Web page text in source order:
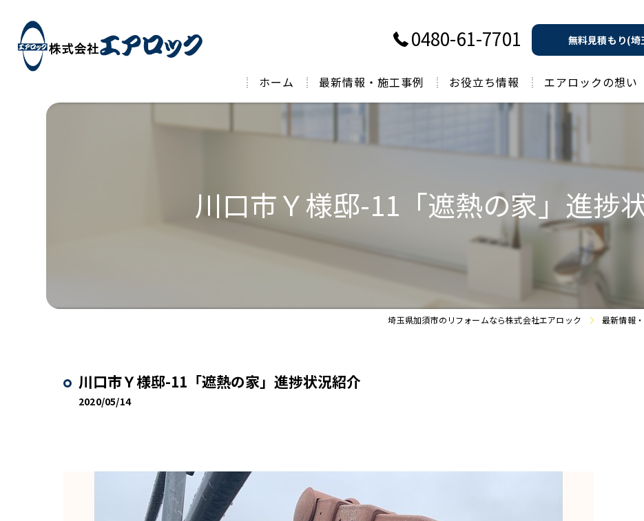
0480-61-7701 無料見積もり(埼
ホーム 最新情報・施工事例 お役立ち情報 エアロックの想い
川口市Ｙ様邸-11「遮熱の家」進捗
埼玉県加須市のリフォームなら株式会社エアロック 最新情報
川口市Ｙ様邸-11「遮熱の家」進捗状況紹介
2020/05/14